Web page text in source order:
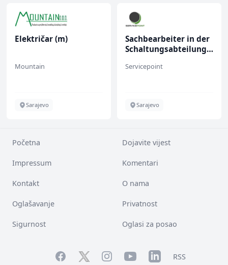
Električar (m)
Mountain
Sarajevo
Sachbearbeiter in der
Schaltungsabteilung
Servicepoint
Sarajevo
Početna Dojavite vijest
Impressum Komentari
Kontakt O nama
Oglašavanje Privatnost
Sigurnost Oglasi za posao
FacebookTwitterInstagramYouTubeLinkedInRSS